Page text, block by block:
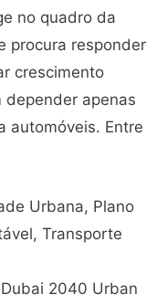
no quadro da
procura responder
crescimento
depender apenas
automóveis. Entre
Urbana, Plano
, Transporte
Dubai 2040 Urban